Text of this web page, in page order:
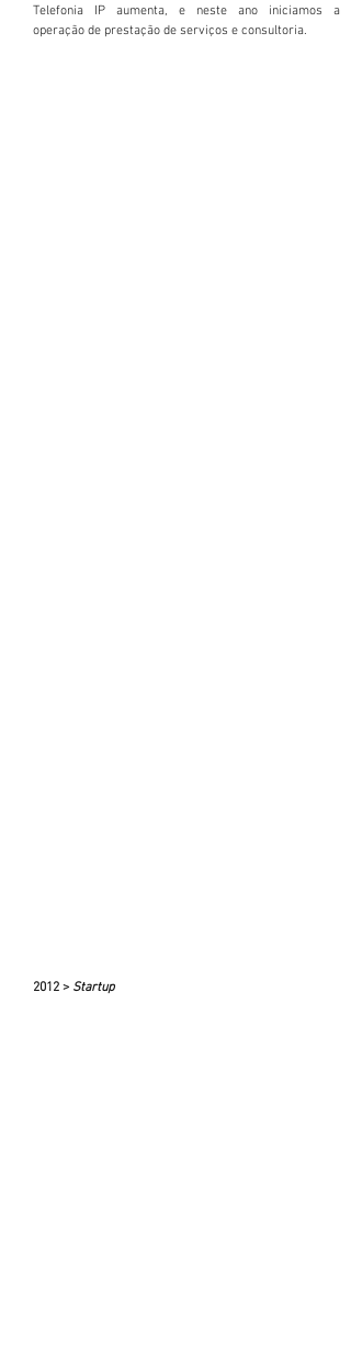
Telefonia IP aumenta, e neste ano iniciamos a
operação de prestação de serviços e consultoria.
2012 > Startup